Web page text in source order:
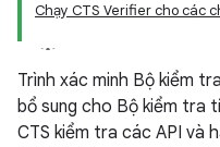
Chạy CTS Verifier cho các
Trình xác minh Bộ kiểm
bổ sung cho Bộ kiểm tra
CTS kiểm tra các API và